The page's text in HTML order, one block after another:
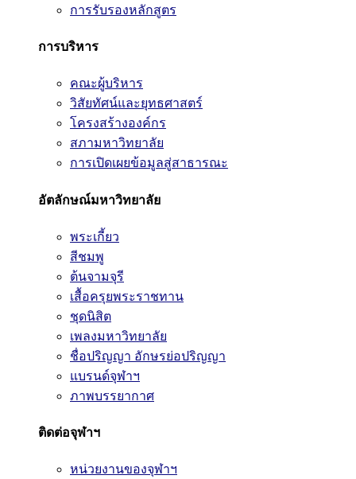
การรับรองหลักสูตร
การบริหาร
คณะผู้บริหาร
วิสัยทัศน์และยุทธศาสตร์
โครงสร้างองค์กร
สภามหาวิทยาลัย
การเปิดเผยข้อมูลสู่สาธารณะ
อัตลักษณ์มหาวิทยาลัย
พระเกี้ยว
สีชมพู
ต้นจามจุรี
เสื้อครุยพระราชทาน
ชุดนิสิต
เพลงมหาวิทยาลัย
ชื่อปริญญา อักษรย่อปริญญา
แบรนด์จุฬาฯ
ภาพบรรยากาศ
ติดต่อจุฬาฯ
หน่วยงานของจุฬาฯ